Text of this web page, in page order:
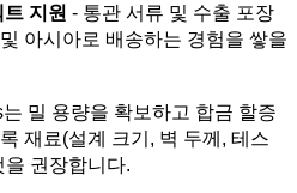
지원 - 통관 서류 및 수출 포장
아시아로 배송하는 경험을 쌓을
밀 용량을 확보하고 합금 할증
재료(설계 크기, 벽 두께, 테스
을 권장합니다.